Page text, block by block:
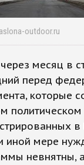
outdoor.ru
месяц в
перед
которые
иной мере
невнятны,